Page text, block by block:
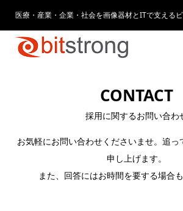
医療・産業・企業・社会を画像器材とITで支える
CONTACT
採用に関するお問い合わ
お気軽にお問い合わせくださいませ。追
申し上げます。
また、回答にはお時間を要する場合も